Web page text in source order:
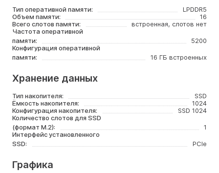
Тип оперативной памяти:
LPDDR5
Объем памяти:
16
Всего слотов памяти:
встроенная, слотов нет
Частота оперативной
памяти:
5200
Конфигурация оперативной
памяти:
16 ГБ встроенных
Хранение данных
Тип накопителя:
SSD
Ёмкость накопителя:
1024
Конфигурация накопителя:
SSD 1024
Количество слотов для SSD
(формат M.2):
1
Интерфейс установленного
SSD:
PCIe
Графика